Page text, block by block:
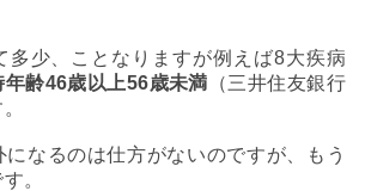
多少、ことなりますが例えば8大疾病
年齢46歳以上56歳未満 （三井住友銀行
なるのは仕方がないのですが、もう
。